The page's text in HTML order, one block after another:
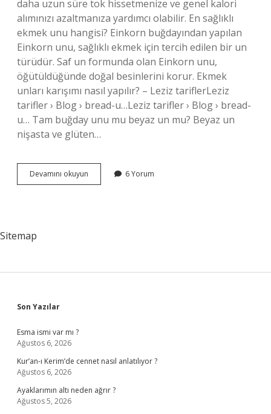
daha uzun süre tok hissetmenize ve genel kalori
alımınızı azaltmanıza yardımcı olabilir. En sağlıklı
ekmek unu hangisi? Einkorn buğdayından yapılan
Einkorn unu, sağlıklı ekmek için tercih edilen bir un
türüdür. Saf un formunda olan Einkorn unu,
öğütüldüğünde doğal besinlerini korur. Ekmek
unları karışımı nasıl yapılır? – Leziz tariflerLeziz
tarifler › Blog › bread-u…Leziz tarifler › Blog › bread-
u… Tam buğday unu mu beyaz un mu? Beyaz un
nişasta ve glüten…
Devamını okuyun
Faydalı
6 Yorum
Sitemap
Sidebar
Son Yazılar
Esma ismi var mı ?
Ağustos 6, 2026
Kur’an-ı Kerim’de cennet nasıl anlatılıyor ?
Ağustos 6, 2026
Ayaklarımın altı neden ağrır ?
Ağustos 5, 2026